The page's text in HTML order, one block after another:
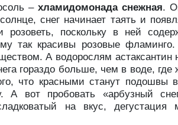
–хламидомонада снежная.
снег начинает таять и
розоветь, поскольку в ней
так красивы розовые
А водорослям астаксантин
гораздо больше, чем в воде, где
что красными станут подошвы
А вот пробовать «арбузный
на вкус, дегустация